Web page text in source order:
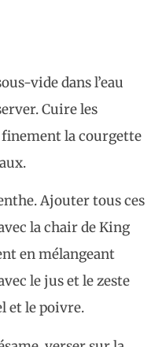
vide dans l’eau
Cuire les
finement la courgette
Ajouter tous ces
la chair de King
en mélangeant
le jus et le zeste
et le poivre.